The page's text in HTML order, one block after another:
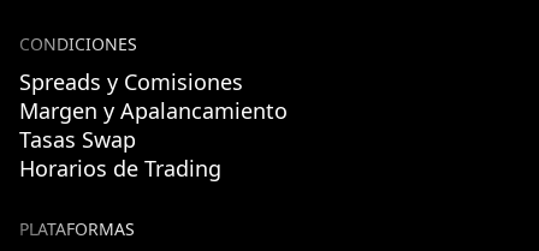
CONDICIONES
Spreads y Comisiones
Margen y Apalancamiento
Tasas Swap
Horarios de Trading
PLATAFORMAS